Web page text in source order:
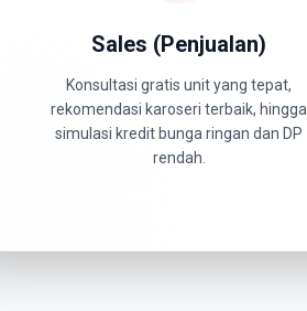
Sales (Penjualan)
Konsultasi gratis unit yang tepat,
rekomendasi karoseri terbaik, hingga
simulasi kredit bunga ringan dan DP
rendah.